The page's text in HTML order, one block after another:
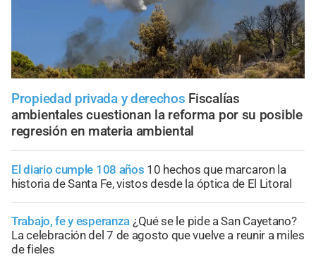
Propiedad privada y derechos Fiscalías
ambientales cuestionan la reforma por su posible
regresión en materia ambiental
El diario cumple 108 años 10 hechos que marcaron la
historia de Santa Fe, vistos desde la óptica de El Litoral
Trabajo, fe y esperanza ¿Qué se le pide a San Cayetano?
La celebración del 7 de agosto que vuelve a reunir a miles
de fieles